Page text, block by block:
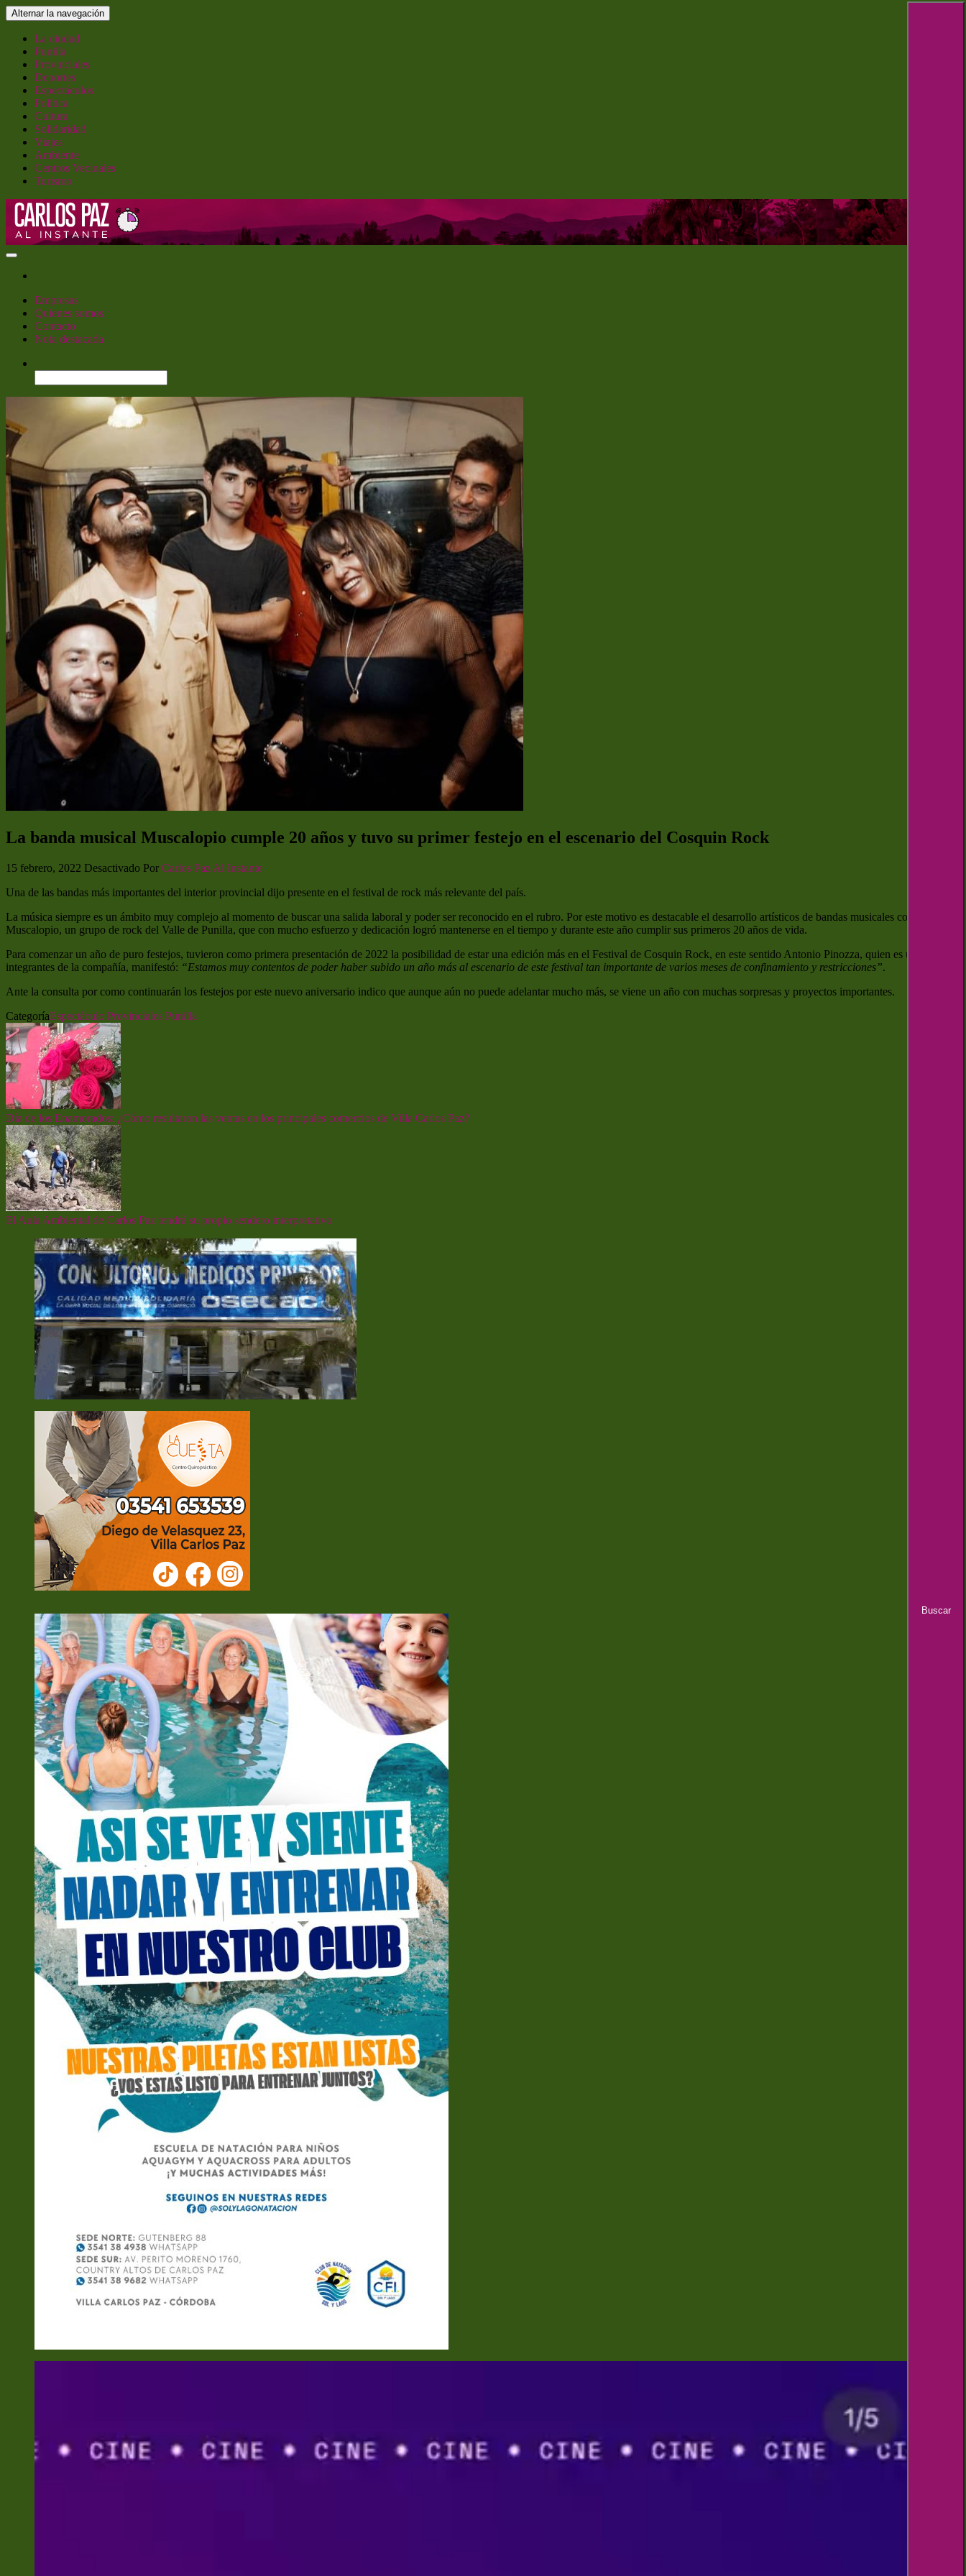
Saltar
al
contenido
Alternar la navegación
La ciudad
Punilla
Provinciales
Deportes
Espectáculos
Política
Cultura
Solidaridad
Viajes
Ambiente
Centros Vecinales
Turismo
Empresas
Quienes somos
Contacto
Nota destacada
La banda musical Muscalopio cumple 20 años y tuvo su primer festejo en el escenario del Cosquin Rock
15 febrero, 2022 Desactivado Por Carlos Paz Al Instante
Una de las bandas más importantes del interior provincial dijo presente en el festival de rock más relevante del país.
La música siempre es un ámbito muy complejo al momento de buscar una salida laboral y poder ser reconocido en el rubro. Por este motivo es destacable el desarrollo artísticos de bandas musicales como
Muscalopio, un grupo de rock del Valle de Punilla, que con mucho esfuerzo y dedicación logró mantenerse en el tiempo y durante este año cumplir sus primeros 20 años de vida.
Para comenzar un año de puro festejos, tuvieron como primera presentación de 2022 la posibilidad de estar una edición más en el Festival de Cosquin Rock, en este sentido Antonio Pinozza, quien es uno de los
integrantes de la compañía, manifestó: “Estamos muy contentos de poder haber subido un año más al escenario de este festival tan importante de varios meses de confinamiento y restricciones”.
Ante la consulta por como continuarán los festejos por este nuevo aniversario indico que aunque aún no puede adelantar mucho más, se viene un año con muchas sorpresas y proyectos importantes.
CategoríaEspectáculo Provinciales Punilla
Día de los Enamorados: ¿Cómo resultaron las ventas en los principales comercios de Villa Carlos Paz?
El Aula Ambiental de Carlos Paz tendrá su propio sendero interpretativo